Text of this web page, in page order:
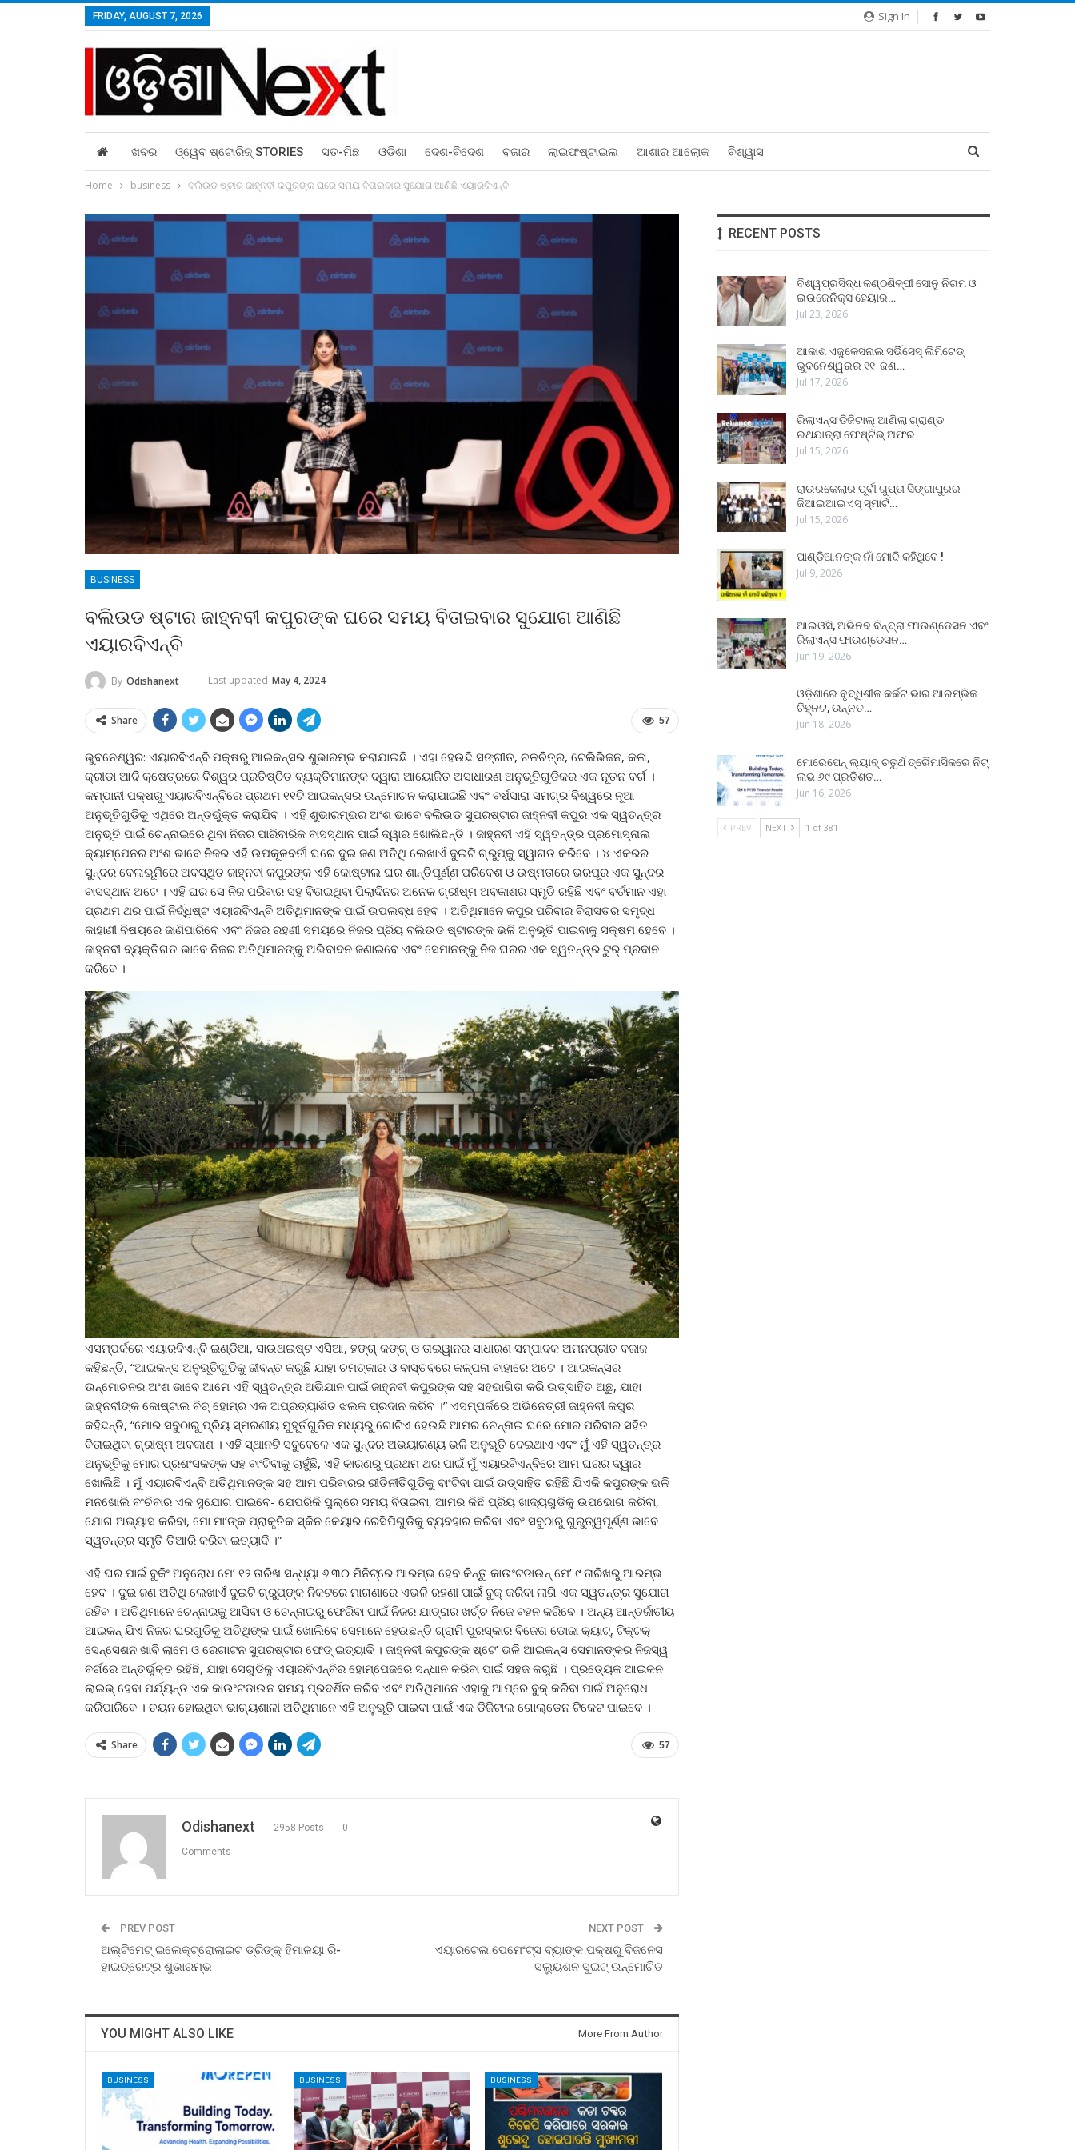
Sign In
FRIDAY, AUGUST 7, 2026
ଖବର ଓ୍ୱେବ ଷ୍ଟୋରିଜ୍‌ STORIES ସତ-ମିଛ ଓଡିଶା ଦେଶ-ବିଦେଶ ବଜାର ଲାଇଫଷ୍ଟାଇଲ ଆଶାର ଆଲୋକ ବିଶ୍ୱାସ
Home business ବଲିଉଡ ଷ୍ଟାର ଜାହ୍ନବୀ କପୁରଙ୍କ ଘରେ ସମୟ ବିତାଇବାର ସୁଯୋଗ ଆଣିଛି ଏୟାରବିଏନ୍‌ବି
BUSINESS
ବଲିଉଡ ଷ୍ଟାର ଜାହ୍ନବୀ କପୁରଙ୍କ ଘରେ ସମୟ ବିତାଇବାର ସୁଯୋଗ ଆଣିଛି
ଏୟାରବିଏନ୍‌ବି
By Odishanext Last updated May 4, 2024
57
Share
ଭୁବନେଶ୍ୱର: ଏୟାରବିଏନ୍‌ବି ପକ୍ଷରୁ ଆଇକନ୍ସର ଶୁଭାରମ୍ଭ କରାଯାଇଛି । ଏହା ହେଉଛି ସଙ୍ଗୀତ, ଚଳଚିତ୍ର, ଟେଲିଭିଜନ, କଳା,
କ୍ରୀଡା ଆଦି କ୍ଷେତ୍ରରେ ବିଶ୍ୱର ପ୍ରତିଷ୍ଠିତ ବ୍ୟକ୍ତିମାନଙ୍କ ଦ୍ୱାରା ଆୟୋଜିତ ଅସାଧାରଣ ଅନୁଭୂତିଗୁଡିକର ଏକ ନୂତନ ବର୍ଗ ।
କମ୍ପାନୀ ପକ୍ଷରୁ ଏୟାରବିଏନ୍‌ବିରେ ପ୍ରଥମ ୧୧ଟି ଆଇକନ୍ସର ଉନ୍ମୋଚନ କରାଯାଇଛି ଏବଂ ବର୍ଷସାରା ସମଗ୍ର ବିଶ୍ୱରେ ନୂଆ
ଅନୁଭୂତିଗୁଡିକୁ ଏଥିରେ ଅନ୍ତର୍ଭୁକ୍ତ କରାଯିବ । ଏହି ଶୁଭାରମ୍ଭର ଅଂଶ ଭାବେ ବଲିଉଡ ସୁପରଷ୍ଟାର ଜାହ୍ନବୀ କପୁର ଏକ ସ୍ୱତନ୍ତ୍ର
ଅନୁଭୂତି ପାଇଁ ଚେନ୍ନାଇରେ ଥିବା ନିଜର ପାରିବାରିକ ବାସସ୍ଥାନ ପାଇଁ ଦ୍ୱାର ଖୋଲିଛନ୍ତି । ଜାହ୍ନବୀ ଏହି ସ୍ୱତନ୍ତ୍ର ପ୍ରମୋସ୍‌ନାଲ
କ୍ୟାମ୍ପେନର ଅଂଶ ଭାବେ ନିଜର ଏହି ଉପକୂଳବର୍ତୀ ଘରେ ଦୁଇ ଜଣ ଅତିଥି ଲେଖାଏଁ ଦୁଇଟି ଗ୍ରୁପ୍‌କୁ ସ୍ୱାଗତ କରିବେ । ୪ ଏକରର
ସୁନ୍ଦର ବେଳାଭୂମିରେ ଅବସ୍ଥିତ ଜାହ୍ନବୀ କପୁରଙ୍କ ଏହି କୋଷ୍ଟାଲ ଘର ଶାନ୍ତିପୂର୍ଣ୍ଣ ପରିବେଶ ଓ ଉଷ୍ମତାରେ ଭରପୂର ଏକ ସୁନ୍ଦର
ବାସସ୍ଥାନ ଅଟେ । ଏହି ଘର ସେ ନିଜ ପରିବାର ସହ ବିତାଇଥିବା ପିଲାଦିନର ଅନେକ ଗ୍ରୀଷ୍ମ ଅବକାଶର ସ୍ମୃତି ରହିଛି ଏବଂ ବର୍ତମାନ ଏହା
ପ୍ରଥମ ଥର ପାଇଁ ନିର୍ଦ୍ଧିଷ୍ଟ ଏୟାରବିଏନ୍‌ବି ଅତିଥିମାନଙ୍କ ପାଇଁ ଉପଲବ୍ଧ ହେବ । ଅତିଥିମାନେ କପୁର ପରିବାର ବିରାସତର ସମୃଦ୍ଧ
କାହାଣୀ ବିଷୟରେ ଜାଣିପାରିବେ ଏବଂ ନିଜର ରହଣୀ ସମୟରେ ନିଜର ପ୍ରିୟ ବଲିଉଡ ଷ୍ଟାରଙ୍କ ଭଳି ଅନୁଭୂତି ପାଇବାକୁ ସକ୍ଷମ ହେବେ ।
ଜାହ୍ନବୀ ବ୍ୟକ୍ତିଗତ ଭାବେ ନିଜର ଅତିଥିମାନଙ୍କୁ ଅଭିବାଦନ ଜଣାଇବେ ଏବଂ ସେମାନଙ୍କୁ ନିଜ ଘରର ଏକ ସ୍ୱତନ୍ତ୍ର ଟୁର୍ ପ୍ରଦାନ
କରିବେ ।
ଏସମ୍ପର୍କରେ ଏୟାରବିଏନ୍‌ବି ଇଣ୍ଡିଆ, ସାଉଥଇଷ୍ଟ ଏସିଆ, ହଙ୍ଗ୍ କଙ୍ଗ୍ ଓ ତାଇୱାନର ସାଧାରଣ ସମ୍ପାଦକ ଅମନପ୍ରୀତ ବଜାଜ
କହିଛନ୍ତି, “ଆଇକନ୍ସ ଅନୁଭୂତିଗୁଡିକୁ ଜୀବନ୍ତ କରୁଛି ଯାହା ଚମତ୍କାର ଓ ବାସ୍ତବରେ କଳ୍ପନା ବାହାରେ ଅଟେ । ଆଇକନ୍ସର
ଉନ୍ମୋଚନର ଅଂଶ ଭାବେ ଆମେ ଏହି ସ୍ୱତନ୍ତ୍ର ଅଭିଯାନ ପାଇଁ ଜାହ୍ନବୀ କପୁରଙ୍କ ସହ ସହଭାଗିତା କରି ଉତ୍ସାହିତ ଅଛୁ, ଯାହା
ଜାହ୍ନବୀଙ୍କ କୋଷ୍ଟାଲ ବିଚ୍ ହୋମ୍‌ର ଏକ ଅପ୍ରତ୍ୟାଶିତ ଝଲକ ପ୍ରଦାନ କରିବ ।” ଏସମ୍ପର୍କରେ ଅଭିନେତ୍ରୀ ଜାହ୍ନବୀ କପୁର
କହିଛନ୍ତି, “ମୋର ସବୁଠାରୁ ପ୍ରିୟ ସ୍ମରଣୀୟ ମୁହୂର୍ତଗୁଡିକ ମଧ୍ୟରୁ ଗୋଟିଏ ହେଉଛି ଆମର ଚେନ୍ନାଇ ଘରେ ମୋର ପରିବାର ସହିତ
ବିତାଇଥିବା ଗ୍ରୀଷ୍ମ ଅବକାଶ । ଏହି ସ୍ଥାନଟି ସବୁବେଳେ ଏକ ସୁନ୍ଦର ଅଭୟାରଣ୍ୟ ଭଳି ଅନୁଭୂତି ଦେଇଥାଏ ଏବଂ ମୁଁ ଏହି ସ୍ୱତନ୍ତ୍ର
ଅନୁଭୂତିକୁ ମୋର ପ୍ରଶଂସକଙ୍କ ସହ ବାଂଟିବାକୁ ଚାହୁଁଛି, ଏହି କାରଣରୁ ପ୍ରଥମ ଥର ପାଇଁ ମୁଁ ଏୟାରବିଏନ୍‌ବିରେ ଆମ ଘରର ଦ୍ୱାର
ଖୋଲିଛି । ମୁଁ ଏୟାରବିଏନ୍‌ବି ଅତିଥିମାନଙ୍କ ସହ ଆମ ପରିବାରର ରୀତିନୀତିଗୁଡିକୁ ବାଂଟିବା ପାଇଁ ଉତ୍ସାହିତ ରହିଛି ଯିଏକି କପୁରଙ୍କ ଭଳି
ମନଖୋଲି ବଂଚିବାର ଏକ ସୁଯୋଗ ପାଇବେ- ଯେପରିକି ପୁଲ୍‌ରେ ସମୟ ବିତାଇବା, ଆମର କିଛି ପ୍ରିୟ ଖାଦ୍ୟଗୁଡିକୁ ଉପଭୋଗ କରିବା,
ଯୋଗ ଅଭ୍ୟାସ କରିବା, ମୋ ମା’ଙ୍କ ପ୍ରାକୃତିକ ସ୍କିନ କେୟାର ରେସିପିଗୁଡିକୁ ବ୍ୟବହାର କରିବା ଏବଂ ସବୁଠାରୁ ଗୁରୁତ୍ୱପୂର୍ଣ୍ଣ ଭାବେ
ସ୍ୱତନ୍ତ୍ର ସ୍ମୃତି ତିଆରି କରିବା ଇତ୍ୟାଦି ।”
ଏହି ଘର ପାଇଁ ବୁକିଂ ଅନୁରୋଧ ମେ’ ୧୨ ତାରିଖ ସନ୍ଧ୍ୟା ୬.୩୦ ମିନିଟ୍‌ରେ ଆରମ୍ଭ ହେବ କିନ୍ତୁ କାଉଂଟଡାଉନ୍ ମେ’ ୯ ତାରିଖରୁ ଆରମ୍ଭ
ହେବ । ଦୁଇ ଜଣ ଅତିଥି ଲେଖାଏଁ ଦୁଇଟି ଗ୍ରୁପ୍‌ଙ୍କ ନିକଟରେ ମାଗଣାରେ ଏଭଳି ରହଣୀ ପାଇଁ ବୁକ୍ କରିବା ଲାଗି ଏକ ସ୍ୱତନ୍ତ୍ର ସୁଯୋଗ
ରହିବ । ଅତିଥିମାନେ ଚେନ୍ନାଇକୁ ଆସିବା ଓ ଚେନ୍ନାଇରୁ ଫେରିବା ପାଇଁ ନିଜର ଯାତ୍ରାର ଖର୍ଚ୍ଚ ନିଜେ ବହନ କରିବେ । ଅନ୍ୟ ଆନ୍ତର୍ଜାତୀୟ
ଆଇକନ୍ ଯିଏ ନିଜର ଘରଗୁଡିକୁ ଅତିଥିଙ୍କ ପାଇଁ ଖୋଲିବେ ସେମାନେ ହେଉଛନ୍ତି ଗ୍ରାମି ପୁରସ୍କାର ବିଜେତା ଡୋଜା କ୍ୟାଟ୍‌, ଟିକ୍‌ଟକ୍
ସେନ୍‌ସେଶନ ଖାବି ଲାମେ ଓ ରେଗାଟନ ସୁପରଷ୍ଟାର ଫେଡ୍ ଇତ୍ୟାଦି । ଜାହ୍ନବୀ କପୁରଙ୍କ ଷ୍ଟେ’ ଭଳି ଆଇକନ୍ସ ସେମାନଙ୍କର ନିଜସ୍ୱ
ବର୍ଗରେ ଅନ୍ତର୍ଭୁକ୍ତ ରହିଛି, ଯାହା ସେଗୁଡିକୁ ଏୟାରବିଏନ୍‌ବିର ହୋମ୍‌ପେଜରେ ସନ୍ଧାନ କରିବା ପାଇଁ ସହଜ କରୁଛି । ପ୍ରତ୍ୟେକ ଆଇକନ
ଲାଇଭ୍ ହେବା ପର୍ଯ୍ୟନ୍ତ ଏକ କାଉଂଟଡାଉନ ସମୟ ପ୍ରଦର୍ଶିତ କରିବ ଏବଂ ଅତିଥିମାନେ ଏହାକୁ ଆପ୍‌ରେ ବୁକ୍ କରିବା ପାଇଁ ଅନୁରୋଧ
କରିପାରିବେ । ଚୟନ ହୋଇଥିବା ଭାଗ୍ୟଶାଳୀ ଅତିଥିମାନେ ଏହି ଅନୁଭୂତି ପାଇବା ପାଇଁ ଏକ ଡିଜିଟାଲ ଗୋଲ୍ଡେନ ଟିକେଟ ପାଇବେ ।
57
Share
Odishanext 2958 Posts 0
Comments
PREV POST
ଅଲ୍ଟିମେଟ୍ ଇଲେକ୍‌ଟ୍ରୋଲାଇଟ ଡ୍ରିଙ୍କ୍ ହିମାଳୟା ରି-
ହାଇଡ୍ରେଟ୍‌ର ଶୁଭାରମ୍ଭ
NEXT POST
ଏୟାରଟେଲ ପେମେଂଟ୍ସ ବ୍ୟାଙ୍କ ପକ୍ଷରୁ ବିଜନେସ
ସଲ୍ୟୁଶନ ସୁଇଟ୍ ଉନ୍ମୋଚିତ
YOU MIGHT ALSO LIKE More From Author
BUSINESS BUSINESS BUSINESS
RECENT POSTS
ବିଶ୍ୱପ୍ରସିଦ୍ଧ କଣ୍ଠଶିଳ୍ପୀ ସୋନୁ ନିଗମ ଓ
ଇଉଜେନିକ୍ସ ହେୟାର…
Jul 23, 2026
ଆକାଶ ଏଜୁକେସନାଲ ସର୍ଭିସେସ୍ ଲିମିଟେଡ୍
ଭୁବନେଶ୍ୱରର ୧୧ ଜଣ…
Jul 17, 2026
ରିଲାଏନ୍ସ ଡିଜିଟାଲ୍ ଆଣିଲା ଗ୍ରାଣ୍ଡ
ରଥଯାତ୍ରା ଫେଷ୍ଟିଭ୍ ଅଫର
Jul 15, 2026
ରାଉରକେଲାର ପୂର୍ବୀ ଗୁପ୍ତା ସିଙ୍ଗାପୁରର
ଜିଆଇଆଇଏସ୍ ସ୍ମାର୍ଟ…
Jul 15, 2026
ପାଣ୍ଡିଆନଙ୍କ ନାଁ ମୋଦି କହିଥିବେ !
Jul 9, 2026
ଆଇଓସି, ଅଭିନବ ବିନ୍ଦ୍ରା ଫାଉଣ୍ଡେସନ ଏବଂ
ରିଲାଏନ୍ସ ଫାଉଣ୍ଡେସନ…
Jun 19, 2026
ଓଡ଼ିଶାରେ ବୃଦ୍ଧିଶୀଳ କର୍କଟ ଭାର ଆରମ୍ଭିକ
ଚିହ୍ନଟ, ଉନ୍ନତ…
Jun 18, 2026
ମୋରେପେନ୍ ଲ୍ୟାବ୍ ଚତୁର୍ଥ ତ୍ରୈମାସିକରେ ନିଟ୍
ଲାଭ ୬୯ ପ୍ରତିଶତ…
Jun 16, 2026
PREV NEXT 1 of 381